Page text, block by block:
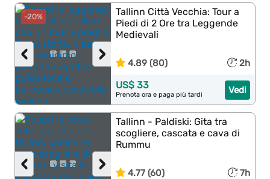
-20%
›
‹
Tallinn Città Vecchia: Tour a
Piedi di 2 Ore tra Leggende
Medievali
4.89 (80) 2h
Vedi
US$ 33
Prenota ora e paga più tardi
›
‹
Tallinn - Paldiski: Gita tra
scogliere, cascata e cava di
Rummu
4.77 (60) 7h